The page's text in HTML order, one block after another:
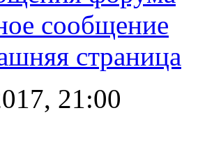
сообщение
страница
21:00